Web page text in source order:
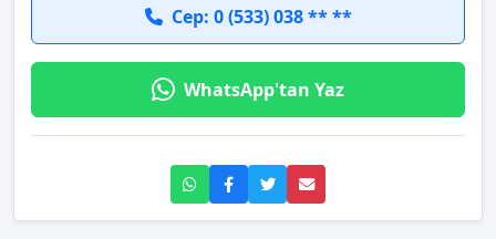
Cep: 0 (533) 038 ** **
WhatsApp'tan Yaz